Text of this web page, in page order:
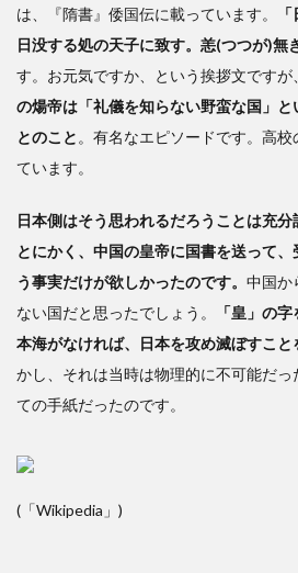
は、『隋書』倭国伝に載っています。
日没する処の天子に致す。恙(つつが)無
す。お元気ですか、という挨拶文ですが
の煬帝は「礼儀を知らない野蛮な国」
とのこと 。有名なエピソードです。高
ています。
日本側はそう思われるだろうことは充分
とにかく、中国の皇帝に国書を送って
う事実だけが欲しかったのです。 中国か
ない国だと思ったでしょう。
「皇」の
本海がなければ、日本を攻め滅ぼすこと
かし、それは当時は物理的に不可能だっ
ての手紙だったのです。
(「Wikipedia」)